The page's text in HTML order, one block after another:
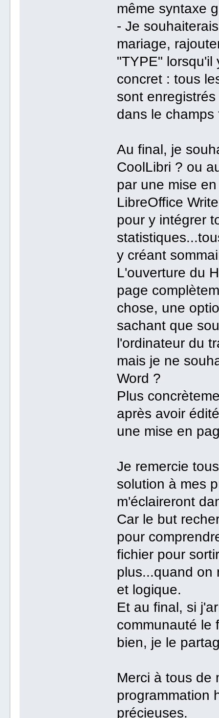
même syntaxe
- Je
mariage,
"TYPE" lorsqu'il
concret : tous
sont
dans le
Au final, je
CoolLibri ? ou
par une mise
LibreOffice
pour y intégrer
y créant
L'ouverture du
page
chose, une
sachant que
l'ordinateur du
mais je ne
Word ?
Plus
après avoir
une mise en
Je remercie
solution à mes
m'éclaireront
Car le but
pour
fichier pour
plus...quand on
et logique.
Et au final, si
communauté le
bien, je le
Merci à tous de
programmation
précieuses.